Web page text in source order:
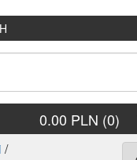
0.00 PLN (0)
/